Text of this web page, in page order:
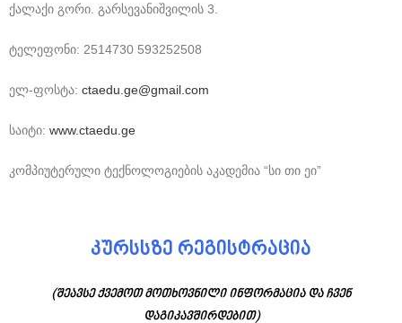
ქალაქი გორი. გარსევანიშვილის 3.
ტელეფონი: 2514730 593252508
ელ-ფოსტა: ctaedu.ge@gmail.com
საიტი: www.ctaedu.ge
კომპიუტერული ტექნოლოგიების აკადემია “სი თი ეი”
კურსსზე რეგისტრაცია
(შეავსე ქვემოთ მოთხოვნილი ინფორმაცია და ჩვენ
დაგიკავშირდებით)